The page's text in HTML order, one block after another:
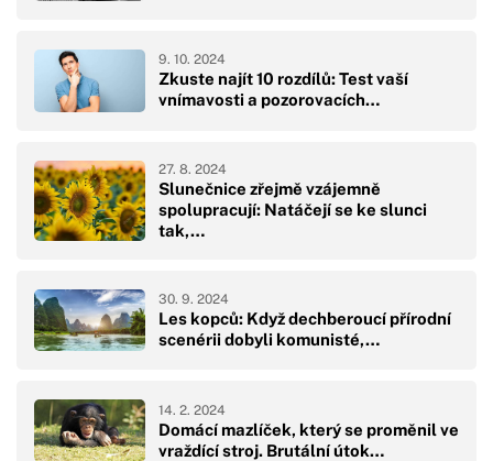
Zkuste najít 10 rozdílů: Test vaší
vnímavosti a pozorovacích…
9. 10. 2024
Slunečnice zřejmě vzájemně
spolupracují: Natáčejí se ke slunci
tak,…
27. 8. 2024
Les kopců: Když dechberoucí přírodní
scenérii dobyli komunisté,…
30. 9. 2024
Domácí mazlíček, který se proměnil ve
vraždící stroj. Brutální útok…
14. 2. 2024